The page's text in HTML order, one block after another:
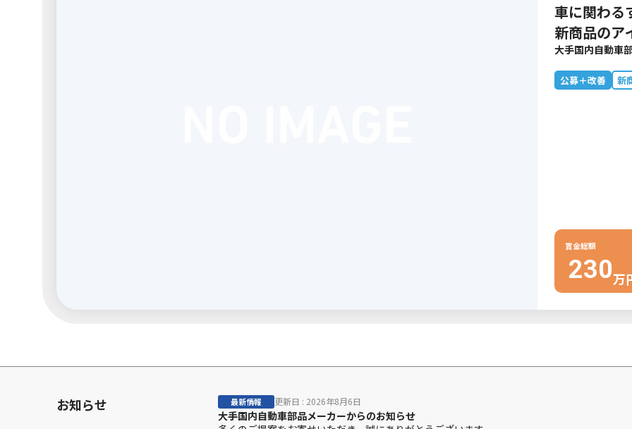
車に関わる
新商品のア
大手国内自動車
公募＋改善 新
皆さまからのさらなるブラッシュアップや新たなご提案を楽しみにしております
②：解決した際のインパクト・事業性を具体化する
※詳細はこちらからご確認ください
皆さまならではの視点から、新しい業界や課題に挑戦するアイデアを楽しみにしています。